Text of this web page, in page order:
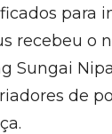
para
recebeu o
Sungai
de